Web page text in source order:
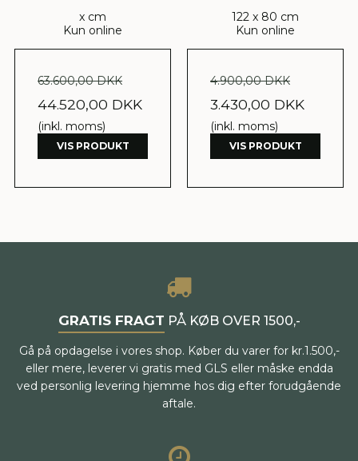
x cm
Kun online
63.600,00 DKK
44.520,00 DKK
(inkl. moms)
VIS PRODUKT
122 x 80 cm
Kun online
4.900,00 DKK
3.430,00 DKK
(inkl. moms)
VIS PRODUKT
GRATIS FRAGT PÅ KØB OVER 1500,-
Gå på opdagelse i vores shop. Køber du varer for kr.1.500,-
eller mere, leverer vi gratis med GLS eller måske endda
ved personlig levering hjemme hos dig efter forudgående
aftale.